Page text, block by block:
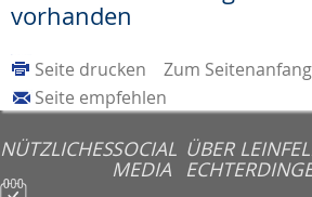
vorhanden
Zum Seitenanfang
Seite drucken
Seite empfehlen
NÜTZLICHESSOCIAL
MEDIA
ÜBER